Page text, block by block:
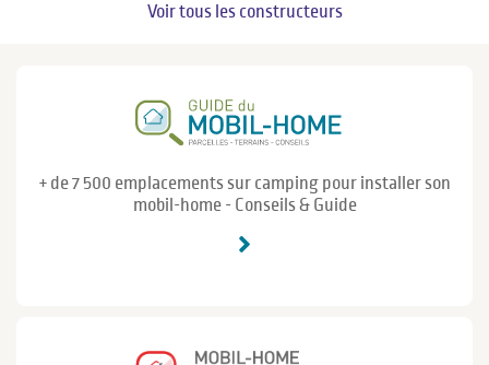
Voir tous les constructeurs
+ de 7 500 emplacements sur camping pour installer son
mobil-home - Conseils & Guide